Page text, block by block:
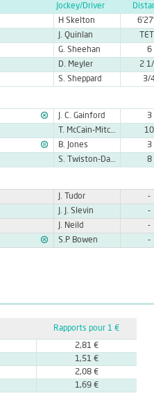
Jockey/Driver
H Skelton
J. Quinlan
G. Sheehan
6
D. Meyler
2
S. Sheppard 3/
 J. C. Gainford
3
T. McCain-Mitchell
10
 B. Jones
3
S. Twiston-Davies 8
J. Tudor
-
J. J. Slevin
-
J. Neild
-
 S.P Bowen -
Rapports pour 1 €
2,81 €
1,51 €
2,08 €
1,69 €